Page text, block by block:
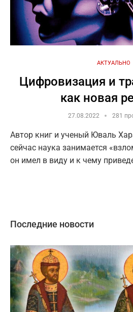
АКТУАЛЬНО
Цифровизация и
как новая
27.08.2022 281
Автор книг и ученый Юваль
сейчас наука занимается
он имел в виду и к чему
Последние новости